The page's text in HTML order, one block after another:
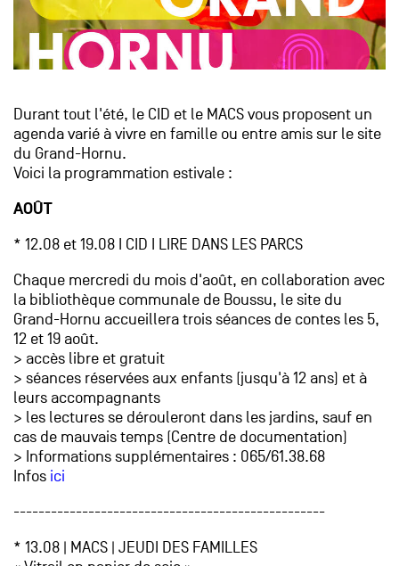
Durant tout l'été, le CID et le MACS vous proposent un
agenda varié à vivre en famille ou entre amis sur le site
du Grand-Hornu.
Voici la programmation estivale :
AOÛT
* 12.08 et 19.08 I CID I LIRE DANS LES PARCS
Chaque mercredi du mois d'août, en collaboration avec
la bibliothèque communale de Boussu, le site du
Grand-Hornu accueillera trois séances de contes les 5,
12 et 19 août.
> accès libre et gratuit
> séances réservées aux enfants (jusqu'à 12 ans) et à
leurs accompagnants
> les lectures se dérouleront dans les jardins, sauf en
cas de mauvais temps (Centre de documentation)
> Informations supplémentaires : 065/61.38.68
Infos ici
--------------------------------------------------
* 13.08 | MACS | JEUDI DES FAMILLES